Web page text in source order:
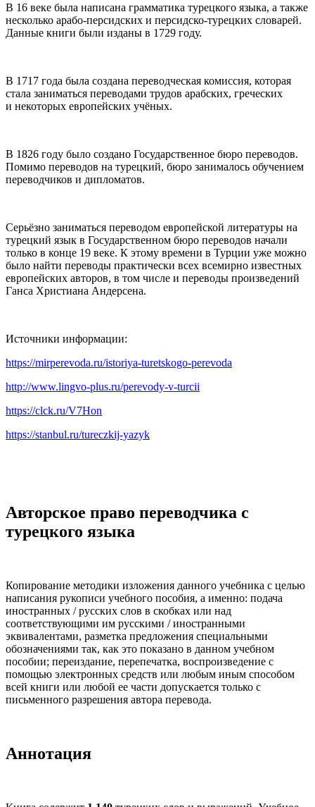
В 16 веке была написана грамматика турецкого языка, а также
несколько арабо-персидских и персидско-турецких словарей.
Данные книги были изданы в 1729 году.
В 1717 года была создана переводческая комиссия, которая
стала заниматься переводами трудов арабских, греческих
и некоторых европейских учёных.
В 1826 году было создано Государственное бюро переводов.
Помимо переводов на турецкий, бюро занималось обучением
переводчиков и дипломатов.
Серьёзно заниматься переводом европейской литературы на
турецкий язык в Государственном бюро переводов начали
только в конце 19 веке. К этому времени в Турции уже можно
было найти переводы практически всех всемирно известных
европейских авторов, в том числе и переводы произведений
Ганса Христиана Андерсена.
Источники информации:
https://mirperevoda.ru/istoriya-turetskogo-perevoda
http://www.lingvo-plus.ru/perevody-v-turcii
https://clck.ru/V7Hon
https://stanbul.ru/tureczkij-yazyk
Авторское право переводчика с
турецкого языка
Копирование методики изложения данного учебника с целью
написания рукописи учебного пособия, а именно: подача
иностранных / русских слов в скобках или над
соответствующими им русскими / иностранными
эквивалентами, разметка предложения специальными
обозначениями так, как это показано в данном учебном
пособии; переиздание, перепечатка, воспроизведение с
помощью электронных средств или любым иным способом
всей книги или любой ее части допускается только с
письменного разрешения автора перевода.
Аннотация